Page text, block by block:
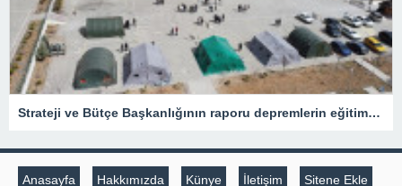
Strateji ve Bütçe Başkanlığının raporu depremlerin eğitime etkisini ortaya koydu
Anasayfa Hakkımızda Künye İletişim Sitene Ekle